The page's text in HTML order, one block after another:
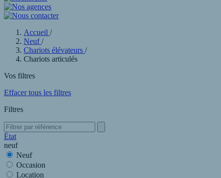
Accueil /
Neuf /
Chariots élévateurs /
Chariots articulés
Vos filtres
Effacer tous les filtres
Filtres
État
neuf
Neuf
Occasion
Location